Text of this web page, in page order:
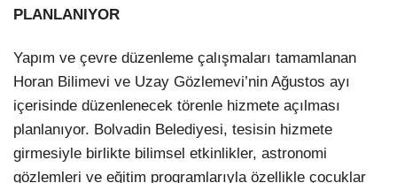
PLANLANIYOR
Yapım ve çevre düzenleme çalışmaları tamamlanan
Horan Bilimevi ve Uzay Gözlemevi’nin Ağustos ayı
içerisinde düzenlenecek törenle hizmete açılması
planlanıyor. Bolvadin Belediyesi, tesisin hizmete
girmesiyle birlikte bilimsel etkinlikler, astronomi
gözlemleri ve eğitim programlarıyla özellikle çocuklar